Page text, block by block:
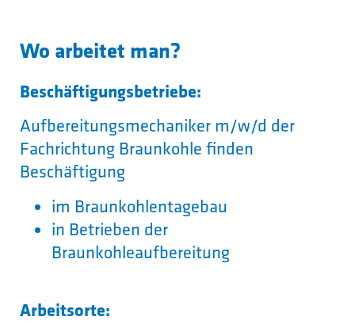
Wo arbeitet man?
Beschäftigungsbetriebe:
Aufbereitungsmechaniker m/w/d der
Fachrichtung Braunkohle finden
Beschäftigung
im Braunkohlentagebau
in Betrieben der
Braunkohleaufbereitung
Arbeitsorte: